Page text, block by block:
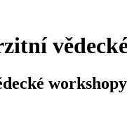
workshopy